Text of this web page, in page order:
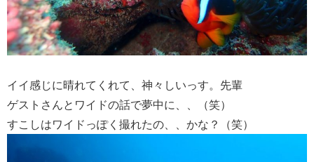
イイ感じに晴れてくれて、神々しいっす。先輩
ゲストさんとワイドの話で夢中に、、（笑）
すこしはワイドっぽく撮れたの、、かな？（笑）